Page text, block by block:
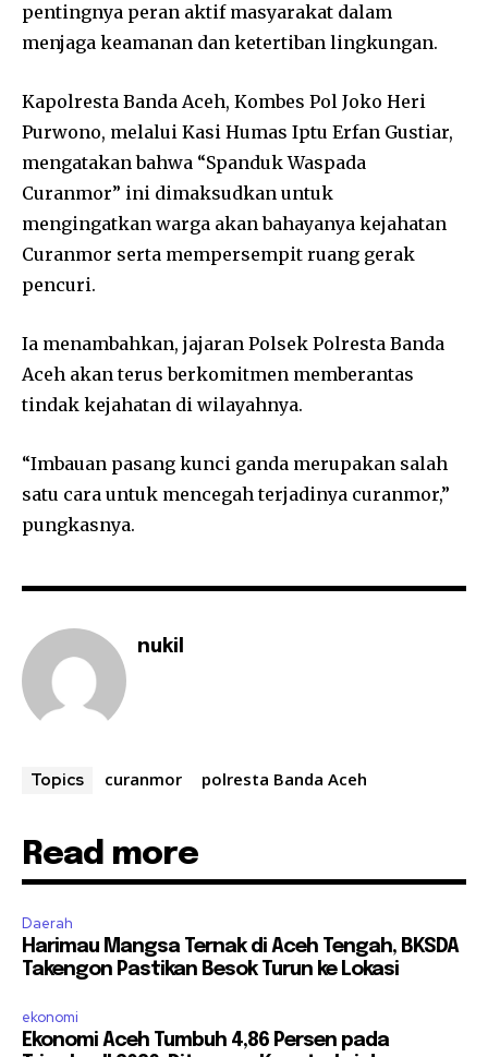
pentingnya peran aktif masyarakat dalam
menjaga keamanan dan ketertiban lingkungan.
Kapolresta Banda Aceh, Kombes Pol Joko Heri
Purwono, melalui Kasi Humas Iptu Erfan Gustiar,
mengatakan bahwa “Spanduk Waspada
Curanmor” ini dimaksudkan untuk
mengingatkan warga akan bahayanya kejahatan
Curanmor serta mempersempit ruang gerak
pencuri.
Ia menambahkan, jajaran Polsek Polresta Banda
Aceh akan terus berkomitmen memberantas
tindak kejahatan di wilayahnya.
“Imbauan pasang kunci ganda merupakan salah
satu cara untuk mencegah terjadinya curanmor,”
pungkasnya.
nukil
Topics curanmor polresta Banda Aceh
Read more
Daerah
Harimau Mangsa Ternak di Aceh Tengah, BKSDA
Takengon Pastikan Besok Turun ke Lokasi
ekonomi
Ekonomi Aceh Tumbuh 4,86 Persen pada